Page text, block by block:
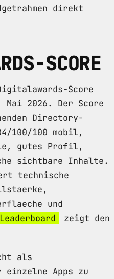
direkt
SCORE
Score
Mai 2026. Der Score
Directory-
100/100 mobil,
gutes Profil,
sichtbare Inhalte.
technische
und
Leaderboard
zeigt den
als
Apps zu